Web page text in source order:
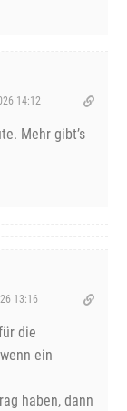
14:12
Mehr gibt’s
13:16
die
ein
haben, dann